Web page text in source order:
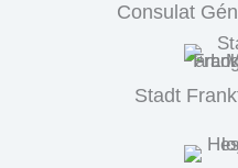
Consulat
Stadt